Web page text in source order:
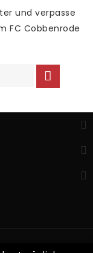
und verpasse
FC Cobbenrode